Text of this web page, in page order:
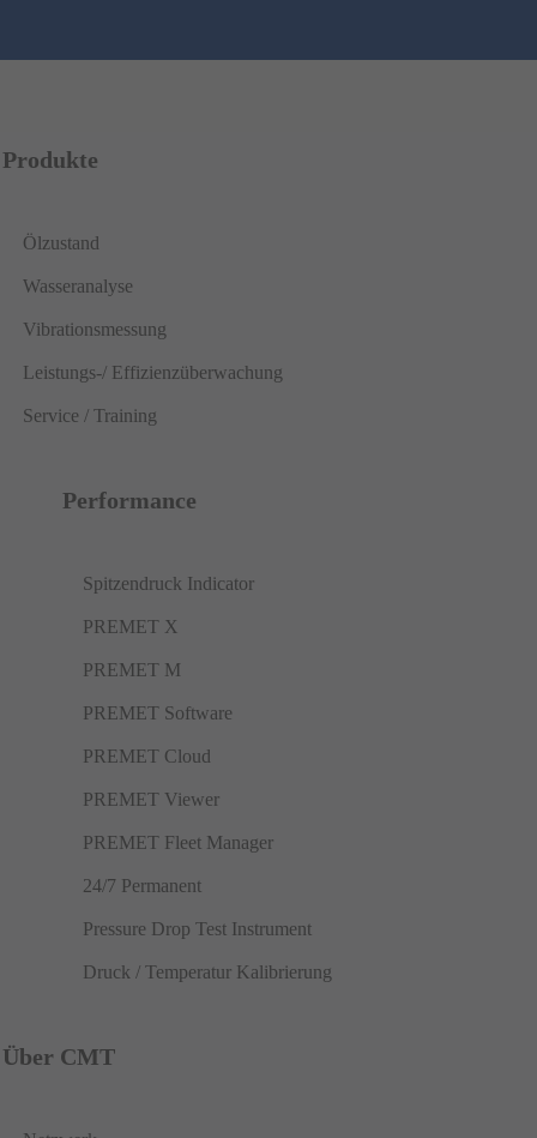
Produkte
Ölzustand
Wasseranalyse
Vibrationsmessung
Leistungs-/ Effizienzüberwachung
Service / Training
Performance
Spitzendruck Indicator
PREMET X
PREMET M
PREMET Software
PREMET Cloud
PREMET Viewer
PREMET Fleet Manager
24/7 Permanent
Pressure Drop Test Instrument
Druck / Temperatur Kalibrierung
Über CMT